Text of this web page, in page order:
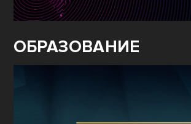
ОБРАЗОВАНИЕ